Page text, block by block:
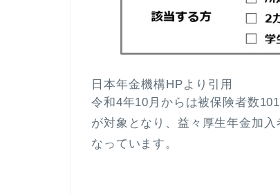
日本年金機構HPより引用
令和4年10月からは被保険者数
が対象となり、益々厚生年金加
なっています。